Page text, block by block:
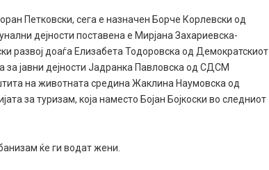
Петковски, сега е назначен Борче Корлевски од
дејности поставена е Мирјана Захариевска-
развој доаѓа Елизабета Тодоровска од Демократскиот
за јавни дејности Јадранка Павловска од СДСМ
на животната средина Жаклина Наумовска од
за туризам, која наместо Бојан Бојкоски во следниот
ќе ги водат жени.